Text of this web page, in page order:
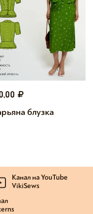
блузка
Канал на YouTube
VikiSews